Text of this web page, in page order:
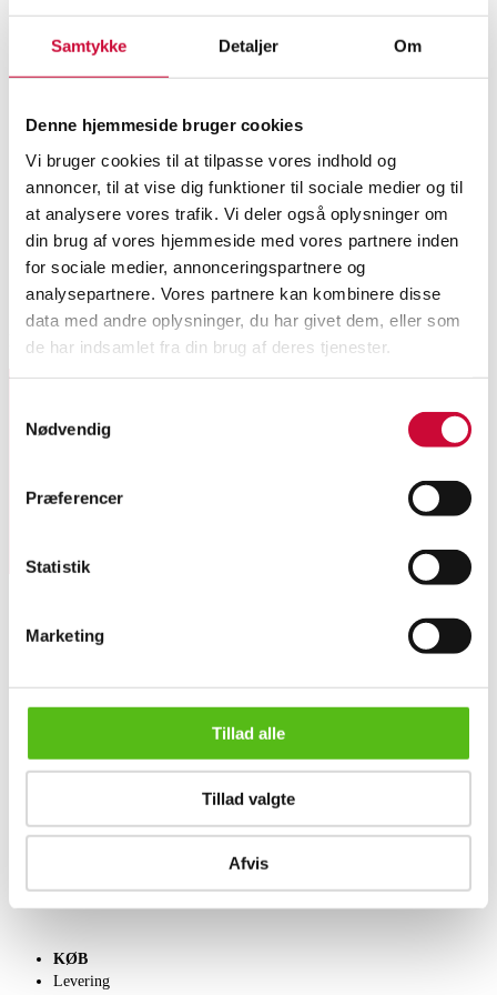
Samtykke Detaljer Om
Denne hjemmeside bruger cookies
Vi bruger cookies til at tilpasse vores indhold og
annoncer, til at vise dig funktioner til sociale medier og til
at analysere vores trafik. Vi deler også oplysninger om
din brug af vores hjemmeside med vores partnere inden
for sociale medier, annonceringspartnere og
analysepartnere. Vores partnere kan kombinere disse
data med andre oplysninger, du har givet dem, eller som
de har indsamlet fra din brug af deres tjenester.
Nødvendig
Præferencer
Statistik
Marketing
Tillad alle
Tillad valgte
Afvis
Fandt ingen varer med de valgte søgekriterier
Tilmeld dig vores nyhedsbrev og modtag nyheder samt
English frontpage
SÆLG
Salgsvilkår
KØB
Levering